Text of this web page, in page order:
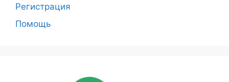
Регистрация
Помощь